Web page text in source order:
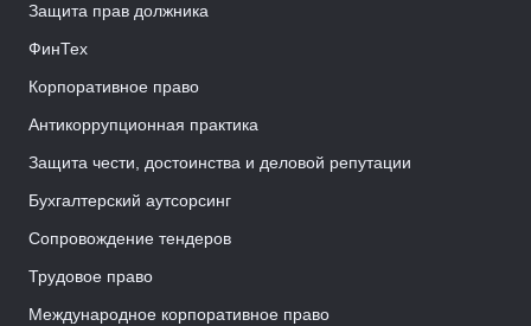
Защита прав должника
ФинТех
Корпоративное право
Антикоррупционная практика
Защита чести, достоинства и деловой репутации
Бухгалтерский аутсорсинг
Сопровождение тендеров
Трудовое право
Международное корпоративное право